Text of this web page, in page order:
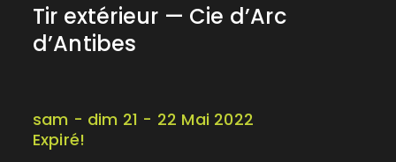
sam - dim 21 - 22 Mai 2022
Expiré!
Tir extérieur — Cie d’Arc
d’Antibes